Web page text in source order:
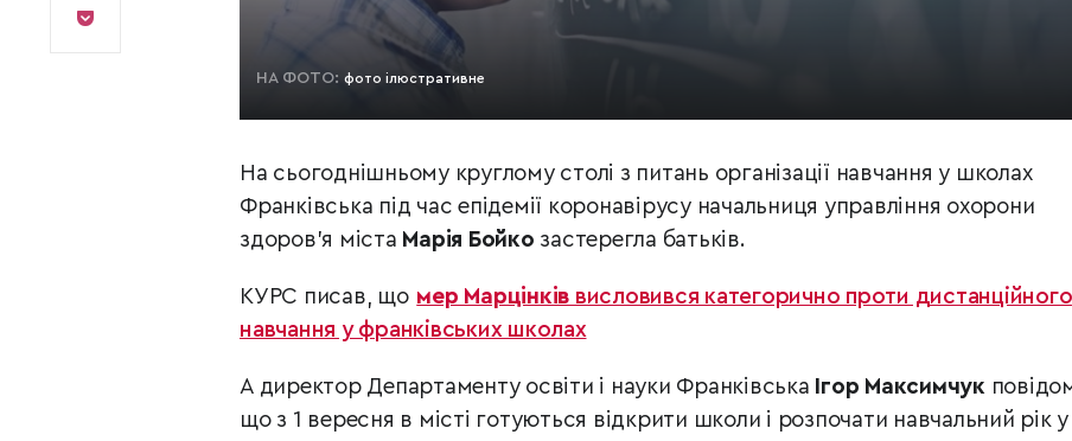
НА ФОТО: фото ілюстративне
На сьогоднішньому круглому столі з питань організації навчання у школах
Франківська під час епідемії коронавірусу начальниця управління охорони
здоров’я міста Марія Бойко застерегла батьків.
КУРС писав, що мер Марцінків висловився категорично проти дистанційного
навчання у франківських школах
А директор Департаменту освіти і науки Франківська Ігор Максимчук
що з 1 вересня в місті готуються відкрити школи і розпочати навчальний рік у